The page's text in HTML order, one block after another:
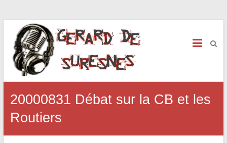
20000831 Débat sur la CB et les
Routiers